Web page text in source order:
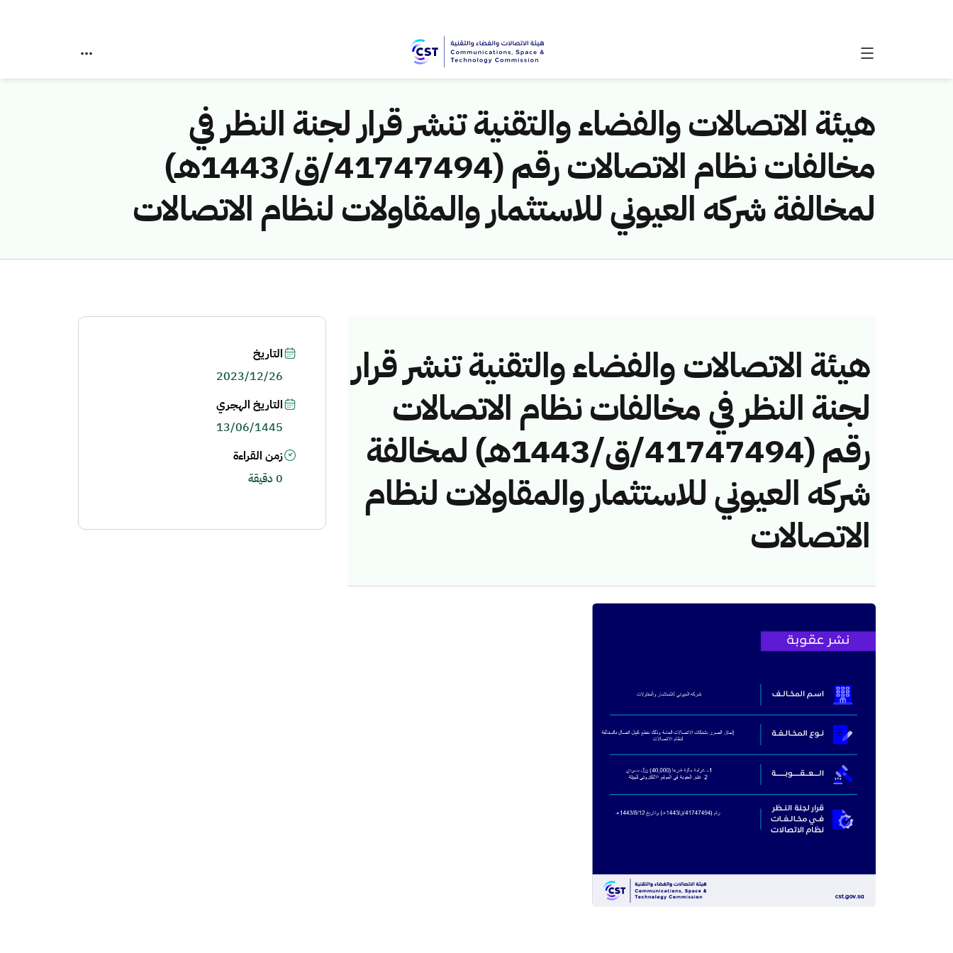
هيئة الاتصالات والفضاء والتقنية تنشر قرار لجنة النظر في
مخالفات نظام الاتصالات رقم (41747494/ق/1443هـ)
لمخالفة شركه العيوني للاستثمار والمقاولات لنظام الاتصالات
هيئة الاتصالات والفضاء والتقنية تنشر قرار
لجنة النظر في مخالفات نظام الاتصالات
رقم (41747494/ق/1443هـ) لمخالفة
شركه العيوني للاستثمار والمقاولات لنظام
الاتصالات
التاريخ
2023/12/26
التاريخ الهجري
13/06/1445
زمن القراءة
0 دقيقة